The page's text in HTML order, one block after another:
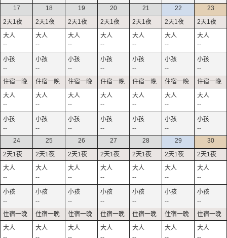
17
--
--
--
--
18
--
--
--
--
19
--
--
--
--
20
--
--
--
--
21
--
--
--
--
22
--
--
--
--
23
--
--
--
--
24
--
--
25
--
--
26
--
--
27
--
--
28
--
--
29
--
--
30
--
--